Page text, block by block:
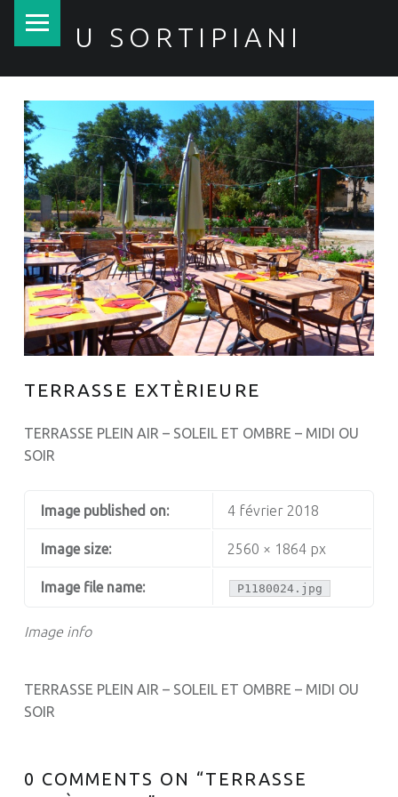
U SORTIPIANI
TERRASSE EXTÈRIEURE
TERRASSE PLEIN AIR – SOLEIL ET OMBRE – MIDI OU
SOIR
Image info
Image published on: 4 février 2018
Image size: 2560 × 1864 px
Image file name: P1180024.jpg
TERRASSE PLEIN AIR – SOLEIL ET OMBRE – MIDI OU
SOIR
0 COMMENTS ON “TERRASSE